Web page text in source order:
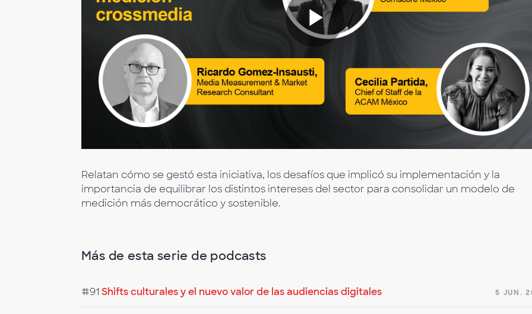
Reproducir
Vídeo
Relatan cómo se gestó esta iniciativa, los desafíos que implicó su implementación y la
importancia de equilibrar los distintos intereses del sector para consolidar un modelo de
medición más democrático y sostenible.
Más de esta serie de podcasts
#91 Shifts culturales y el nuevo valor de las audiencias digitales 5 JUN.